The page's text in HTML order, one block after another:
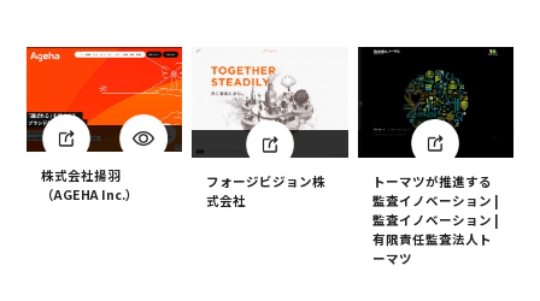
株式会社揚羽
（AGEHA Inc.）
フォージビジョン株
式会社
トーマツが推進する
監査イノベーション |
監査イノベーション |
有限責任監査法人ト
ーマツ